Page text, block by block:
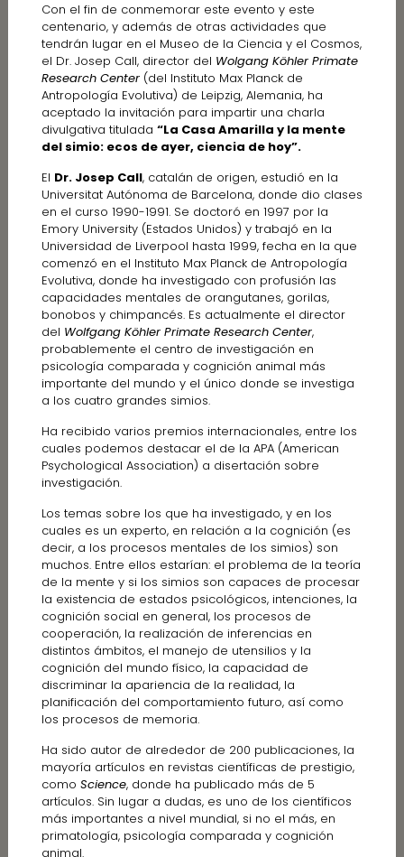
Con el fin de conmemorar este evento y este
centenario, y además de otras actividades que
tendrán lugar en el Museo de la Ciencia y el Cosmos,
el Dr. Josep Call, director del Wolgang Köhler Primate
Research Center (del Instituto Max Planck de
Antropología Evolutiva) de Leipzig, Alemania, ha
aceptado la invitación para impartir una charla
divulgativa titulada “La Casa Amarilla y la mente
del simio: ecos de ayer, ciencia de hoy”.
El Dr. Josep Call, catalán de origen, estudió en la
Universitat Autónoma de Barcelona, donde dio clases
en el curso 1990-1991. Se doctoró en 1997 por la
Emory University (Estados Unidos) y trabajó en la
Universidad de Liverpool hasta 1999, fecha en la que
comenzó en el Instituto Max Planck de Antropología
Evolutiva, donde ha investigado con profusión las
capacidades mentales de orangutanes, gorilas,
bonobos y chimpancés. Es actualmente el director
del Wolfgang Köhler Primate Research Center,
probablemente el centro de investigación en
psicología comparada y cognición animal más
importante del mundo y el único donde se investiga
a los cuatro grandes simios.
Ha recibido varios premios internacionales, entre los
cuales podemos destacar el de la APA (American
Psychological Association) a disertación sobre
investigación.
Los temas sobre los que ha investigado, y en los
cuales es un experto, en relación a la cognición (es
decir, a los procesos mentales de los simios) son
muchos. Entre ellos estarían: el problema de la teoría
de la mente y si los simios son capaces de procesar
la existencia de estados psicológicos, intenciones, la
cognición social en general, los procesos de
cooperación, la realización de inferencias en
distintos ámbitos, el manejo de utensilios y la
cognición del mundo físico, la capacidad de
discriminar la apariencia de la realidad, la
planificación del comportamiento futuro, así como
los procesos de memoria.
Ha sido autor de alrededor de 200 publicaciones, la
mayoría artículos en revistas científicas de prestigio,
como Science, donde ha publicado más de 5
artículos. Sin lugar a dudas, es uno de los científicos
más importantes a nivel mundial, si no el más, en
primatología, psicología comparada y cognición
animal.